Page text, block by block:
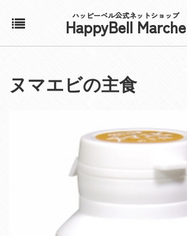
ハッピーベル公式ネットショップ
HappyBell Marche
アカウント
ヌマエビの主食